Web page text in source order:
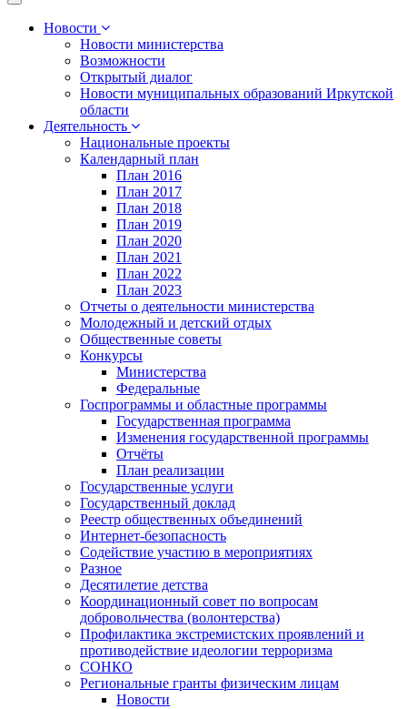
Toggle
navigationНовости
Новости министерства
Возможности
Открытый диалог
Новости муниципальных образований Иркутской
области
Деятельность
Национальные проекты
Календарный план
План 2016
План 2017
План 2018
План 2019
План 2020
План 2021
План 2022
План 2023
Отчеты о деятельности министерства
Молодежный и детский отдых
Общественные советы
Конкурсы
Министерства
Федеральные
Госпрограммы и областные программы
Государственная программа
Изменения государственной программы
Отчёты
План реализации
Государственные услуги
Государственный доклад
Реестр общественных объединений
Интернет-безопасность
Содействие участию в мероприятиях
Разное
Десятилетие детства
Координационный совет по вопросам
добровольчества (волонтерства)
Профилактика экстремистских проявлений и
противодействие идеологии терроризма
СОНКО
Региональные гранты физическим лицам
Новости